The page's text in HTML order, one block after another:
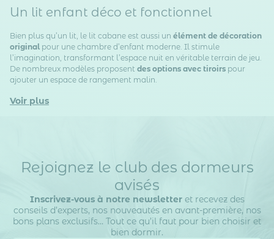
Un lit enfant déco et fonctionnel
Bien plus qu’un lit, le lit cabane est aussi un élément de décoration
original pour une chambre d’enfant moderne. Il stimule
l’imagination, transformant l’espace nuit en véritable terrain de jeu.
De nombreux modèles proposent des options avec tiroirs pour
ajouter un espace de rangement malin.
Voir plus
Rejoignez le club des dormeurs
avisés
Inscrivez-vous à notre newsletteret recevez des
conseils d’experts, nos nouveautés en avant-première, nos
bons plans exclusifs… Tout ce qu’il faut pour bien choisir et
bien dormir.